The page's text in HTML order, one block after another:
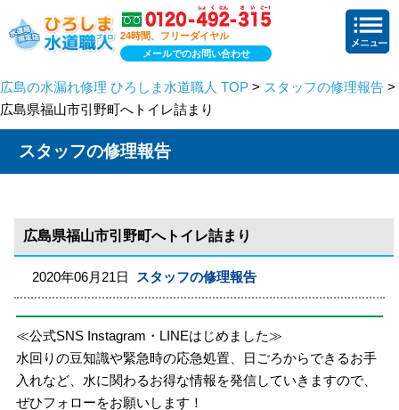
24時間、フリーダイヤル
メールでのお問い合わせ
広島の水漏れ修理 ひろしま水道職人 TOP > スタッフの修理報告 >
広島県福山市引野町へトイレ詰まり
スタッフの修理報告
広島県福山市引野町へトイレ詰まり
2020年06月21日 スタッフの修理報告
≪公式SNS Instagram・LINEはじめました≫
水回りの豆知識や緊急時の応急処置、日ごろからできるお手
入れなど、水に関わるお得な情報を発信していきますので、
ぜひフォローをお願いします！